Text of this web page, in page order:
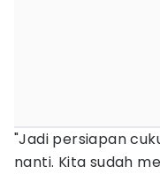
"Jadi persiapan
nanti. Kita sudah